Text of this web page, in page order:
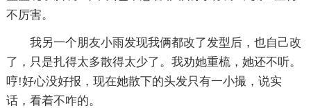
不厉害。
我另一个朋友小雨发现我俩都改了发型后，也自己改
了，只是扎得太多散得太少了。我劝她重梳，她还不听。
哼!好心没好报，现在她散下的头发只有一小撮，说实
话，看着不咋的。